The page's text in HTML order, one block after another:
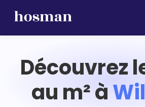
Découvrez
au m² à